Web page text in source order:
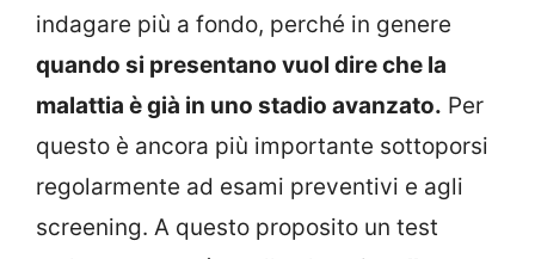
indagare più a fondo, perché in genere
quando si presentano vuol dire che la
malattia è già in uno stadio avanzato. Per
questo è ancora più importante sottoporsi
regolarmente ad esami preventivi e agli
screening. A questo proposito un test